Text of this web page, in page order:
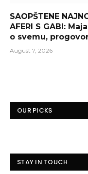
SAOPŠTENE
AFERI S GABI:
o svemu,
August 7, 2026
OUR PICKS
STAY IN TOUCH